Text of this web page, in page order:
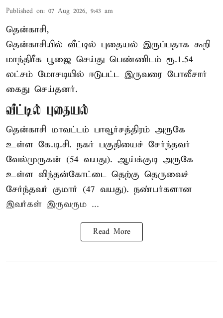
Published on: 07 Aug 2026, 9:43 am
தென்காசி,
தென்காசியில் வீட்டில் புதையல் இருப்பதாக கூறி
மாந்திரீக பூஜை செய்து பெண்ணிடம் ரூ.1.54
லட்சம் மோசடியில் ஈடுபட்ட இருவரை போலீசார்
கைது செய்தனர்.
வீட்டில் புதையல்
தென்காசி மாவட்டம் பாவூர்சத்திரம் அருகே
உள்ள கே.டி.சி. நகர் பகுதியைச் சேர்ந்தவர்
வேல்முருகன் (54 வயது). ஆய்க்குடி அருகே
உள்ள விந்தன்கோட்டை தெற்கு தெருவைச்
சேர்ந்தவர் குமார் (47 வயது). நண்பர்களான
இவர்கள் இருவரும ...
Read More